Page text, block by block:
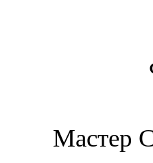
Мастер